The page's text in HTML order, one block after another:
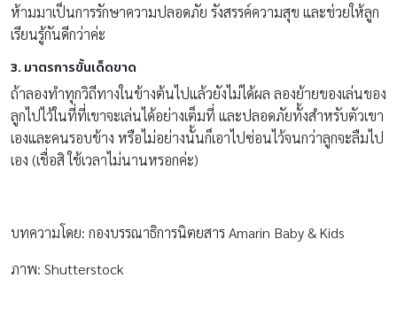
ห้ามมาเป็นการรักษาความปลอดภัย รังสรรค์ความสุข และช่วยให้ลูก
เรียนรู้กันดีกว่าค่ะ
3. มาตรการขั้นเด็ดขาด
ถ้าลองทำทุกวิถีทางในข้างต้นไปแล้วยังไม่ได้ผล ลองย้ายของเล่นของ
ลูกไปไว้ในที่ที่เขาจะเล่นได้อย่างเต็มที่ และปลอดภัยทั้งสำหรับตัวเขา
เองและคนรอบข้าง หรือไม่อย่างนั้นก็เอาไปซ่อนไว้จนกว่าลูกจะลืมไป
เอง (เชื่อสิ ใช้เวลาไม่นานหรอกค่ะ)
บทความโดย: กองบรรณาธิการนิตยสาร Amarin Baby & Kids
ภาพ: Shutterstock